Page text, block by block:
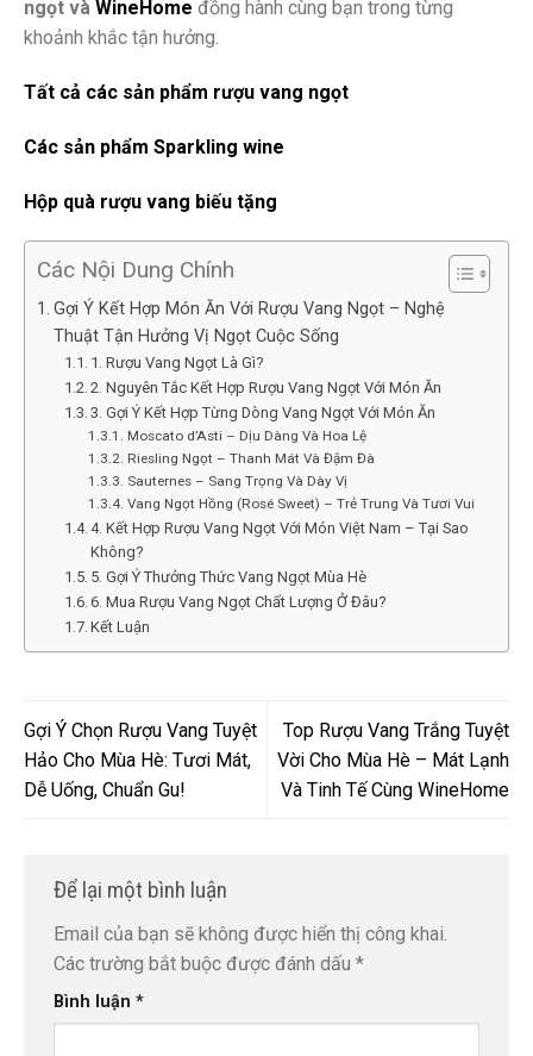
ngọt và WineHome đồng hành cùng bạn trong từng
khoảnh khắc tận hưởng.
Tất cả các sản phẩm rượu vang ngọt
Các sản phẩm Sparkling wine
Hộp quà rượu vang biếu tặng
Các Nội Dung Chính
Gợi Ý Kết Hợp Món Ăn Với Rượu Vang Ngọt – Nghệ
Thuật Tận Hưởng Vị Ngọt Cuộc Sống
1. Rượu Vang Ngọt Là Gì?
2. Nguyên Tắc Kết Hợp Rượu Vang Ngọt Với Món Ăn
3. Gợi Ý Kết Hợp Từng Dòng Vang Ngọt Với Món Ăn
Moscato d’Asti – Dịu Dàng Và Hoa Lệ
Riesling Ngọt – Thanh Mát Và Đậm Đà
Sauternes – Sang Trọng Và Dày Vị
Vang Ngọt Hồng (Rosé Sweet) – Trẻ Trung Và Tươi Vui
4. Kết Hợp Rượu Vang Ngọt Với Món Việt Nam – Tại Sao
Không?
5. Gợi Ý Thưởng Thức Vang Ngọt Mùa Hè
6. Mua Rượu Vang Ngọt Chất Lượng Ở Đâu?
Kết Luận
Gợi Ý Chọn Rượu Vang Tuyệt
Hảo Cho Mùa Hè: Tươi Mát,
Dễ Uống, Chuẩn Gu!
Top Rượu Vang Trắng Tuyệt
Vời Cho Mùa Hè – Mát Lạnh
Và Tinh Tế Cùng WineHome
Để lại một bình luận
Email của bạn sẽ không được hiển thị công khai.
Các trường bắt buộc được đánh dấu *
Bình luận *